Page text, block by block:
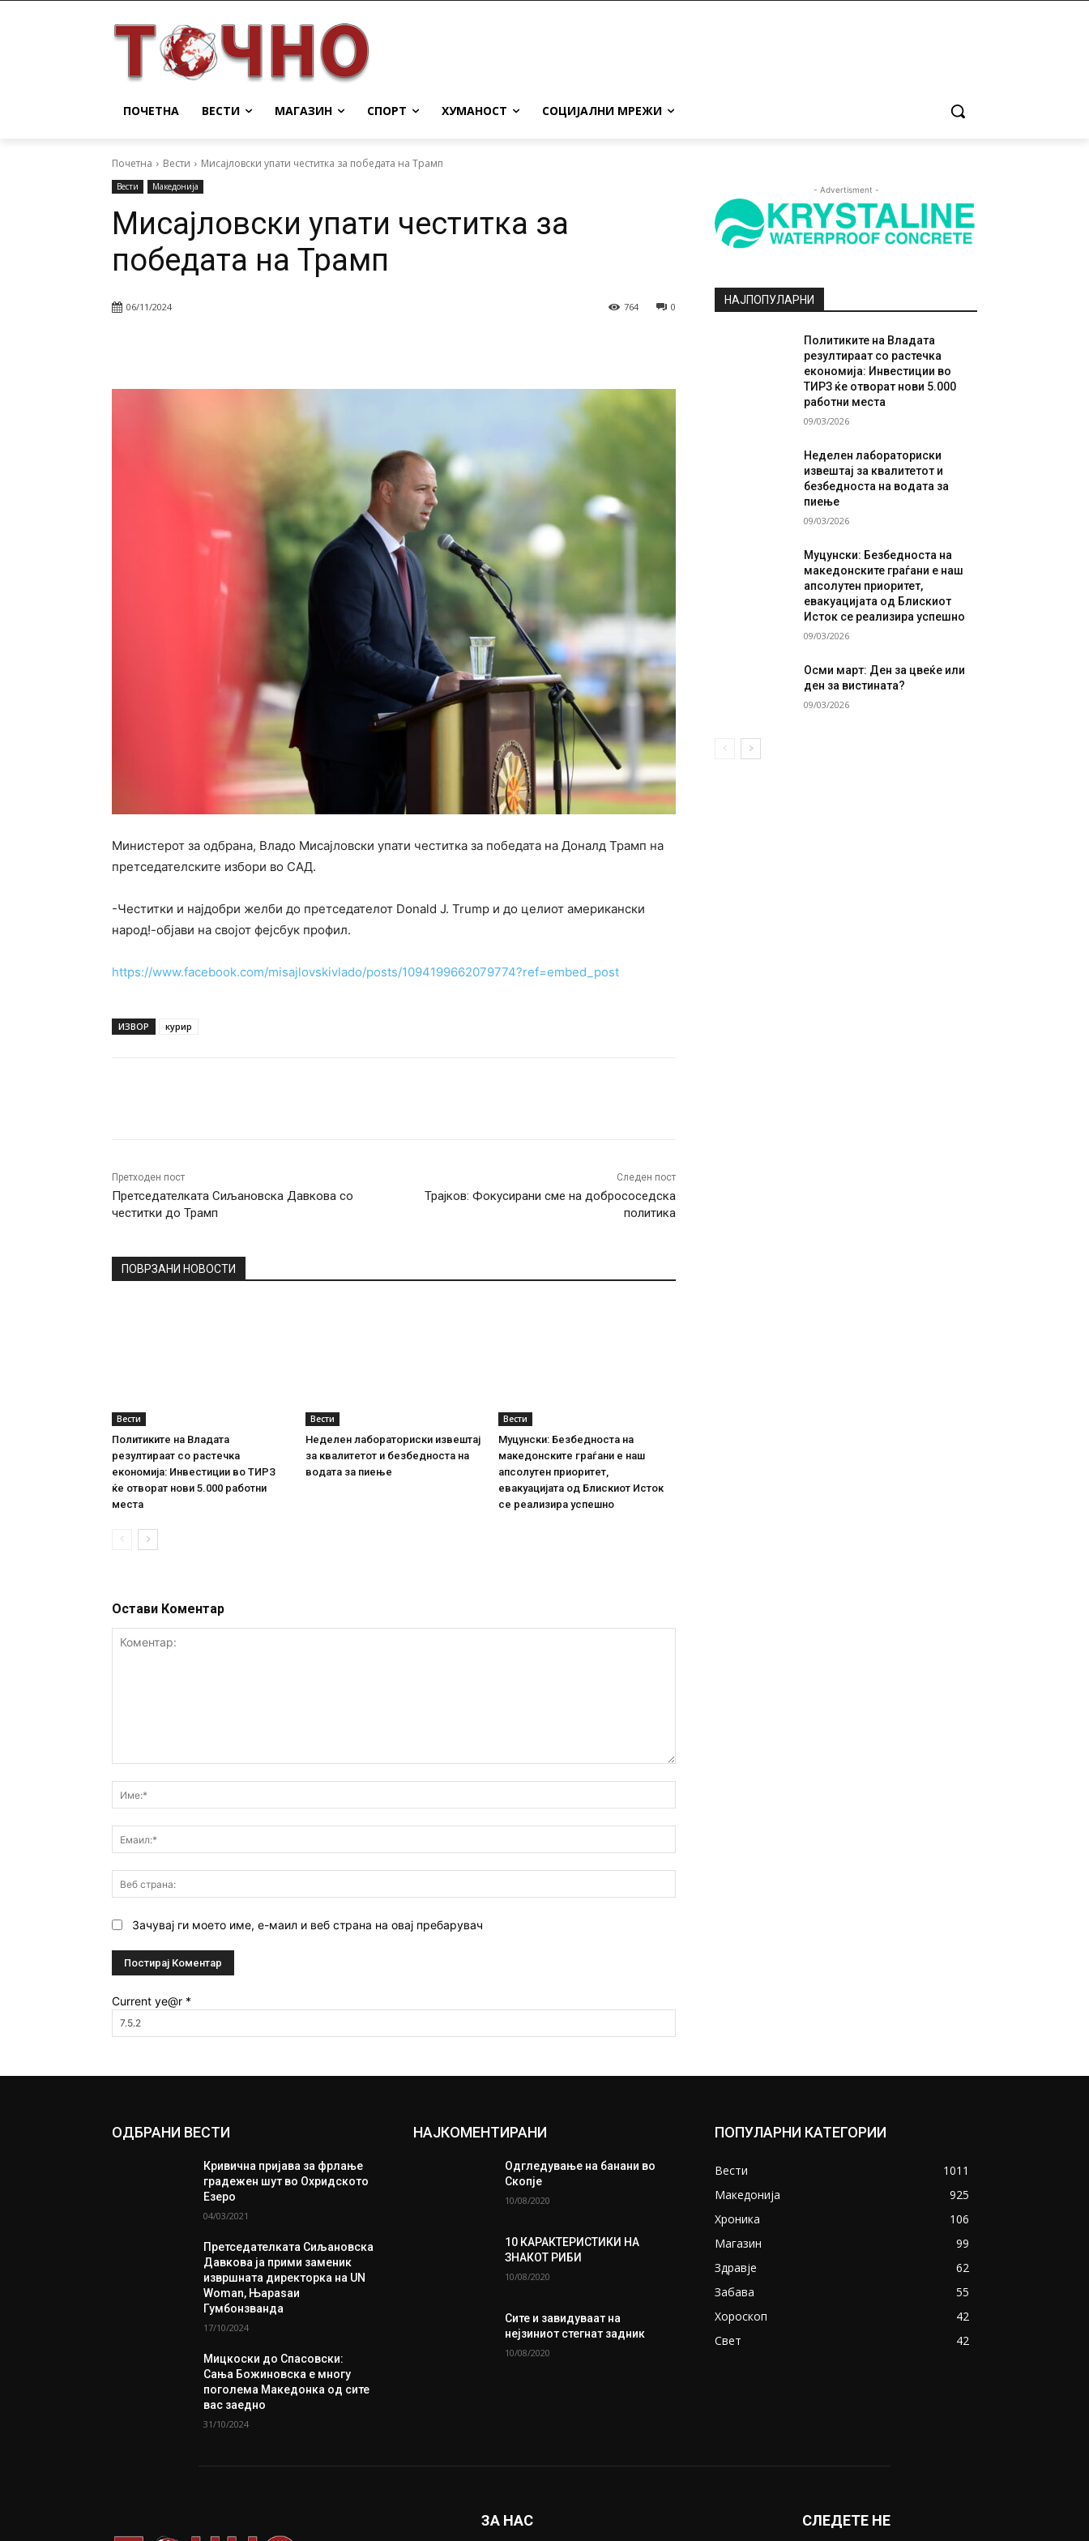
ПОЧЕТНА ВЕСТИ МАГАЗИН СПОРТ ХУМАНОСТ СОЦИЈАЛНИ МРЕЖИ
Почетна Вести Мисајловски упати честитка за победата на Трамп
Вести Македонија
Мисајловски упати честитка за
победата на Трамп
06/11/2024 0
764
Министерот за одбрана, Владо Мисајловски упати честитка за победата на Доналд Трамп на
претседателските избори во САД.
-Честитки и најдобри желби до претседателот Donald J. Trump и до целиот американски
народ!-објави на својот фејсбук профил.
https://www.facebook.com/misajlovskivlado/posts/1094199662079774?ref=embed_post
ИЗВОР курир
Претходен пост
Претседателката Сиљановска Давкова со
честитки до Трамп
Следен пост
Трајков: Фокусирани сме на добрососедска
политика
ПОВРЗАНИ НОВОСТИ
Вести
Политиките на Владата
резултираат со растечка
економија: Инвестиции во ТИРЗ
ќе отворат нови 5.000 работни
места
Вести
Неделен лабораториски извештај
за квалитетот и безбедноста на
водата за пиење
Вести
Муцунски: Безбедноста на
македонските граѓани е наш
апсолутен приоритет,
евакуацијата од Блискиот Исток
се реализира успешно
Остави Коментар
страна:
Зачувај ги моето име, е-маил и веб страна на овај пребарувач
Current ye@r *
- Advertisment -
НАЈПОПУЛАРНИ
Политиките на Владата
резултираат со растечка
економија: Инвестиции во
ТИРЗ ќе отворат нови 5.000
работни места
09/03/2026
Неделен лабораториски
извештај за квалитетот и
безбедноста на водата за
пиење
09/03/2026
Муцунски: Безбедноста на
македонските граѓани е наш
апсолутен приоритет,
евакуацијата од Блискиот
Исток се реализира успешно
09/03/2026
Осми март: Ден за цвеќе или
ден за вистината?
09/03/2026
ОДБРАНИ ВЕСТИ
Кривична пријава за фрлање
градежен шут во Охридското
Езеро
04/03/2021
Претседателката Сиљановска
Давкова ја прими заменик
извршната директорка на UN
Woman, Њараѕаи
Гумбонзванда
17/10/2024
Мицкоски до Спасовски:
Сања Божиновска е многу
поголема Македонка од сите
вас заедно
31/10/2024
НАЈКОМЕНТИРАНИ
Одгледување на банани во
Скопје
10/08/2020
10 КАРАКТЕРИСТИКИ НА
ЗНАКОТ РИБИ
10/08/2020
Сите и завидуваат на
нејзиниот стегнат задник
10/08/2020
ПОПУЛАРНИ КАТЕГОРИИ
Вести
1011
Македонија
925
Хроника
106
Магазин
99
Здравје
62
Забава
55
Хороскоп
42
Свет
42
ЗА НАС СЛЕДЕТЕ НЕ